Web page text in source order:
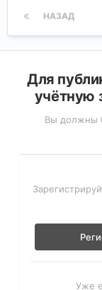
НАЗАД
Для
учётную
Вы должны
Уже